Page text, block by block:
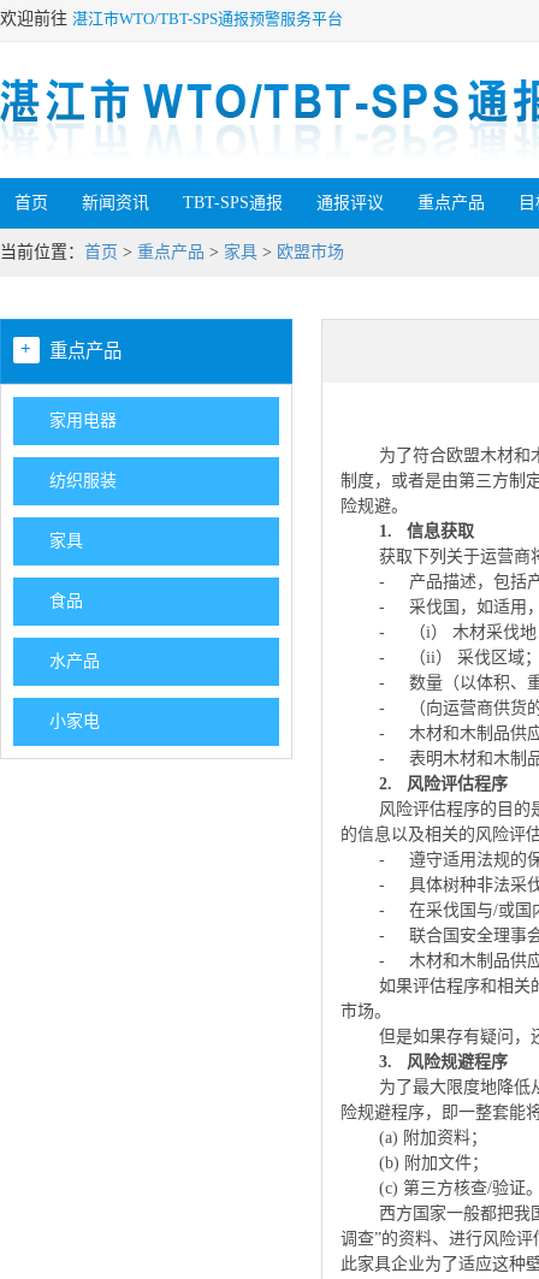
欢迎前往 湛江市WTO/TBT-SPS通报预警服务平台
首页 新闻资讯 TBT-SPS通报 通报评议 重点产品
当前位置： 首页 > 重点产品 > 家具 > 欧盟市场
+ 重点产品
家用电器
纺织服装
家具
食品
水产品
小家电
为了符合欧盟木材和
制度，或者是由第三方制
险规避。
1.
信息获取
获取下列关于运营商
-
产品描述，包括
-
采伐国，如适用
-
（i）
木材采伐地
-
（ii）
采伐区域
-
数量（以体积、
-
（向运营商供货
-
木材和木制品供
-
表明木材和木制
2.
风险评估程序
风险评估程序的目的
的信息以及相关的风险评
-
遵守适用法规的
-
具体树种非法采
-
在采伐国与/或国
-
联合国安全理事
-
木材和木制品供
如果评估程序和相关
市场。
但是如果存有疑问，
3.
风险规避程序
为了最大限度地降
险规避程序，即一整套能
(a) 附加资料；
(b) 附加文件；
(c) 第三方核查/验证
西方国家一般都把我
调查”的资料、进行风险
此家具企业为了适应这种